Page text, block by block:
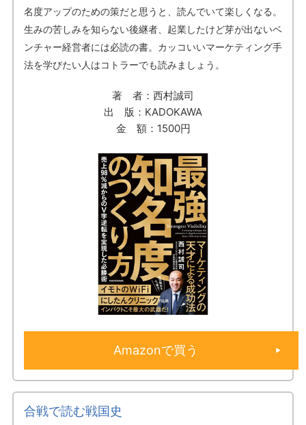
名度アップのための策だと思うと、読んでいて楽しくなる。
生みの苦しみを知らない後継者、起業したけど芽が出ないベ
ンチャー経営者には必読の書。カッコいいマーケティング手
法を学びたい人はコトラーでも読みましょう。
著 者：西村誠司
出 版：KADOKAWA
金 額：1500円
Amazonで買う
合戦で読む戦国史